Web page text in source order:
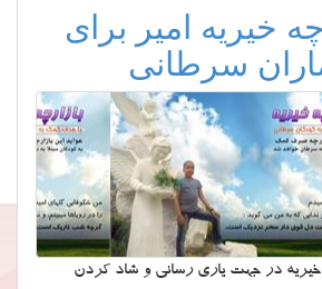
خیریه امیر برای
سرطانی
خیریه در جهت یاری رسانی و شاد کردن